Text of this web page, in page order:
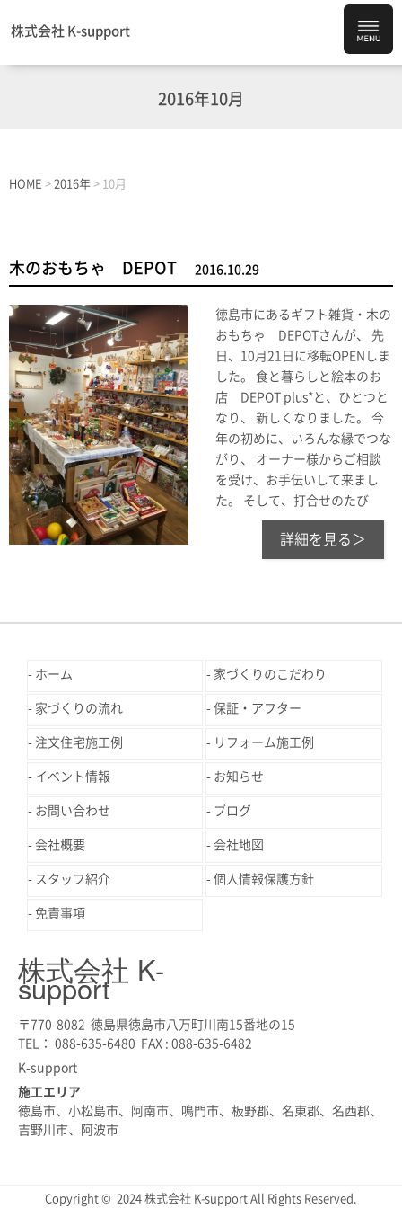
株式会社 K-support
2016年10月
HOME > 2016年 > 10月
木のおもちゃ DEPOT 2016.10.29
徳島市にあるギフト雑貨・木の
おもちゃ DEPOTさんが、 先
日、10月21日に移転OPENしま
した。 食と暮らしと絵本のお
店 DEPOT plus*と、ひとつと
なり、 新しくなりました。 今
年の初めに、いろんな縁でつな
がり、 オーナー様からご相談
を受け、お手伝いして来まし
た。 そして、打合せのたび
詳細を見る＞
ホーム 家づくりのこだわり
家づくりの流れ 保証・アフター
注文住宅施工例 リフォーム施工例
イベント情報 お知らせ
お問い合わせ ブログ
会社概要 会社地図
スタッフ紹介 個人情報保護方針
免責事項
株式会社 K-
support
〒770-8082 徳島県徳島市八万町川南15番地の15
TEL： 088-635-6480 FAX : 088-635-6482
K-support
施工エリア
徳島市、小松島市、阿南市、鳴門市、板野郡、名東郡、名西郡、
吉野川市、阿波市
Copyright © 2024 株式会社 K-support All Rights Reserved.